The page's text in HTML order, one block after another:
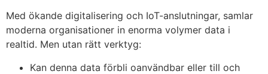
Med ökande digitalisering och IoT-anslutningar, samlar
moderna organisationer in enorma volymer data i
realtid. Men utan rätt verktyg:
Kan denna data förbli oanvändbar eller till och